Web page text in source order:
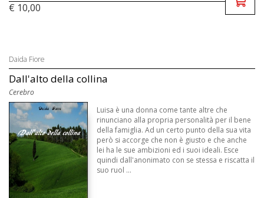
€ 10,00
Daida Fiore
Dall'alto della collina
Cerebro
Luisa è una donna come tante altre che
rinunciano alla propria personalità per il bene
della famiglia. Ad un certo punto della sua vita
però si accorge che non è giusto e che anche
lei ha le sue ambizioni ed i suoi ideali. Esce
quindi dall'anonimato con se stessa e riscatta il
suo ruol ...